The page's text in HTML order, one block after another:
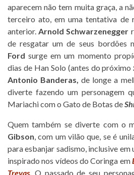
aparecem não tem muita graça, a
terceiro ato, em uma tentativa de
anterior.Arnold Schwarzenegger
de resgatar um de seus bordões
Ford surge em um momento
dias de Han Solo (antes do próximo
Antonio Banderas, de longe a
diverte fazendo um personagem
Mariachi com o Gato de Botas de
Quem também se diverte com o
Gibson, com um vilão que, se é
para esbanjar sadismo, inclusive
inspirado nos vídeos do Coringa em
Trevas. O passado de seu